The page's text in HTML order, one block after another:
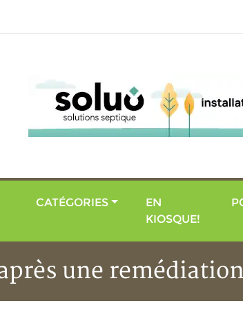
CATÉGORIES
EN
KIOSQUE!
une remédiation